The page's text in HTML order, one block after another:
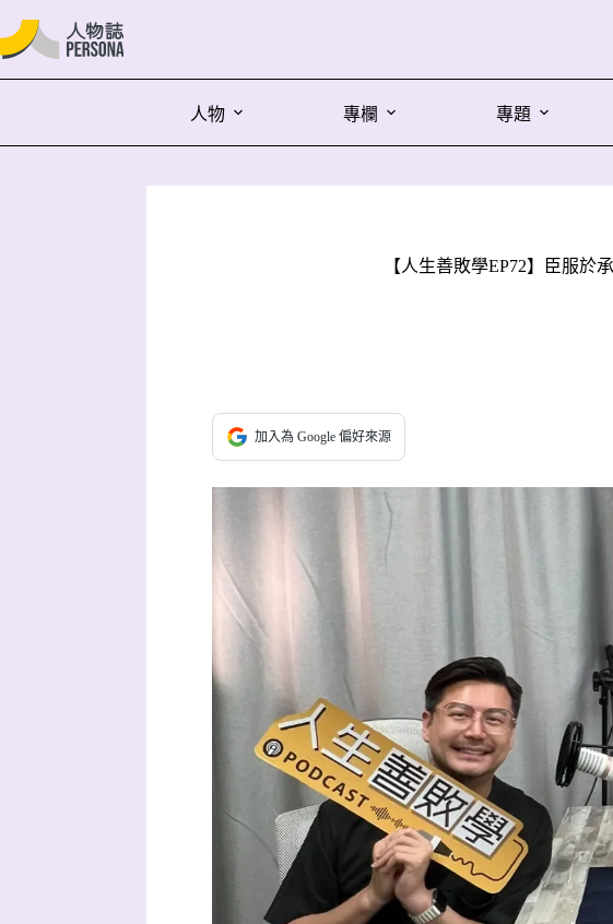
人物 專欄 專題
【人生善敗學EP72】臣服
加入為 Google 偏好來源